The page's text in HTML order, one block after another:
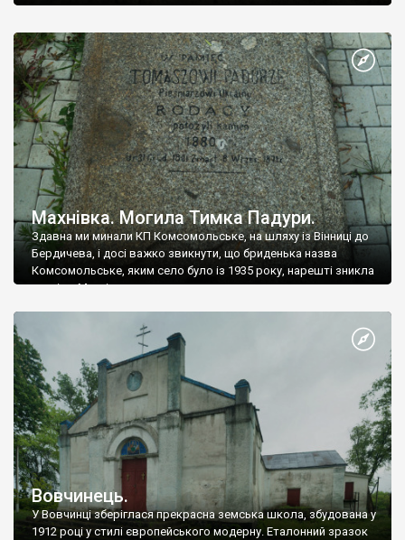
Махнівка. Могила Тимка Падури.
Здавна ми минали КП Комсомольське, на шляху із Вінниці до
Бердичева, і досі важко звикнути, що бриденька назва
Комсомольське, яким село було із 1935 року, нарешті зникла
- нині це Махнівка.
Вовчинець.
У Вовчинці зберіглася прекрасна земська школа, збудована у
1912 році у стилі європейського модерну. Еталонний зразок